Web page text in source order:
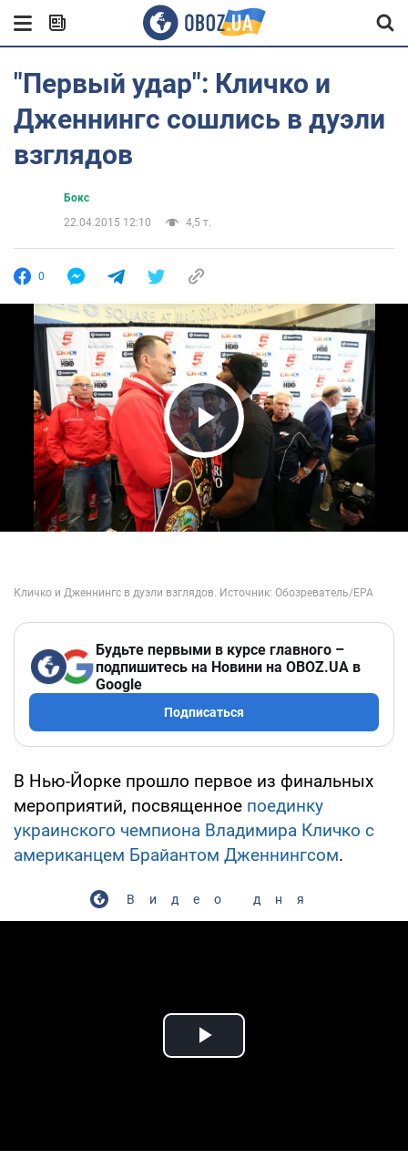
"Первый удар": Кличко и
Дженнингс сошлись в дуэли
взглядов
Бокс
22.04.2015 12:10
4,5 т.
0
Play Video
Будьте первыми в курсе главного –
подпишитесь на Новини на OBOZ.UA в
Google
Подписаться
В Нью-Йорке прошло первое из финальных
мероприятий, посвященное поединку
украинского чемпиона Владимира Кличко с
американцем Брайантом Дженнингсом.
Видео дня
Play Video